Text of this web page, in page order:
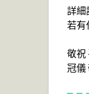
詳細
若有
敬祝
冠儀